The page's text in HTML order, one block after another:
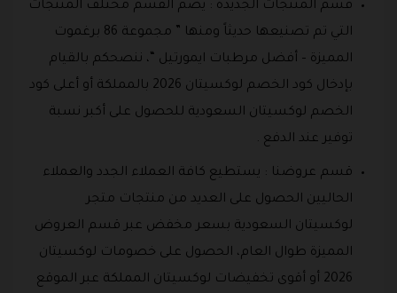
قسم المنتجات الجديدة : يضم القسم مختلف المنتجات
التي تم تصنيعها حديثاً ومنها ” مجموعة 86 برغموت
المميزة – أفضل مرطبات ايمورتيل “، ننصحكم بالقيام
بإدخال كود الخصم لوكسيتان 2026 بالمملكة أو أعلى كود
الخصم لوكسيتان السعودية للحصول على أكبر نسبة
توفير عند الدفع .
قسم عروضنا : يستطيع كافة العملاء الجدد والعملاء
الحاليين الحصول على العديد من منتجات متجر
لوكسيتان السعودية بسعر مخفض عبر قسم العروض
المميزة طوال العام، الحصول على خصومات لوكسيتان
2026 أو أقوى تخفيضات لوكسيتان المملكة عبر الموقع